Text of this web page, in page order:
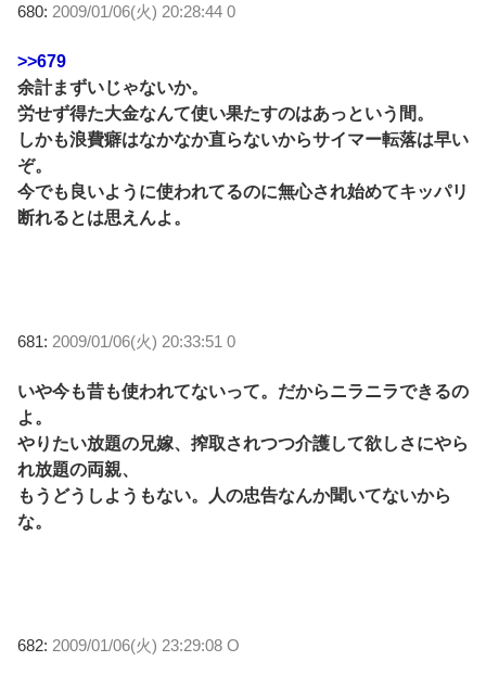
680: 2009/01/06(火) 20:28:44 0
>>679
余計まずいじゃないか。
労せず得た大金なんて使い果たすのはあっという間。
しかも浪費癖はなかなか直らないからサイマー転落は早い
ぞ。
今でも良いように使われてるのに無心され始めてキッパリ
断れるとは思えんよ。
681: 2009/01/06(火) 20:33:51 0
いや今も昔も使われてないって。だからニラニラできるの
よ。
やりたい放題の兄嫁、搾取されつつ介護して欲しさにやら
れ放題の両親、
もうどうしようもない。人の忠告なんか聞いてないから
な。
682: 2009/01/06(火) 23:29:08 O